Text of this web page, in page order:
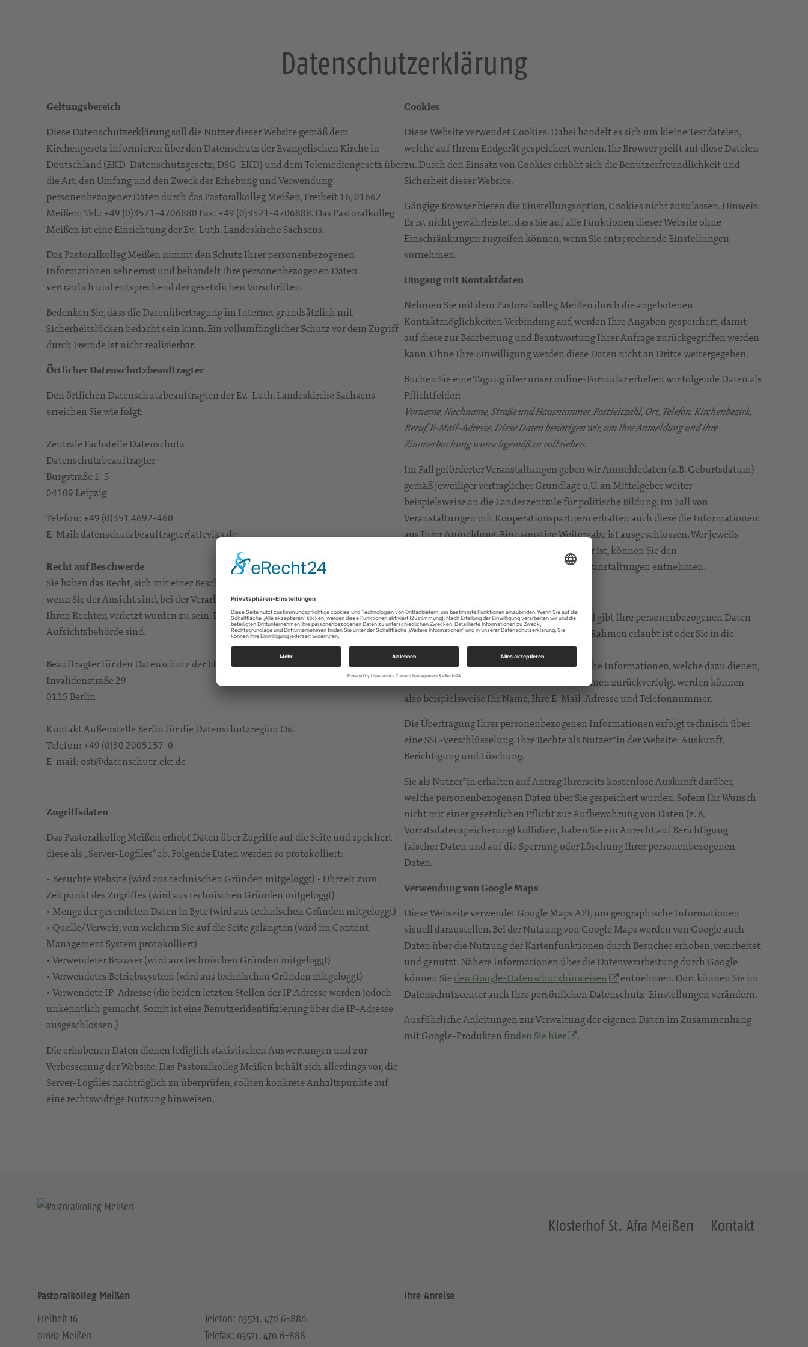
Datenschutzerklärung
Geltungsbereich
Diese Datenschutzerklärung soll die Nutzer dieser Website gemäß dem
Kirchengesetz informieren über den Datenschutz der Evangelischen Kirche in
Deutschland (EKD-Datenschutzgesetz; DSG-EKD) und dem Telemediengesetz über
die Art, den Umfang und den Zweck der Erhebung und Verwendung
personenbezogener Daten durch das Pastoralkolleg Meißen, Freiheit 16, 01662
Meißen; Tel.: +49 (0)3521-4706880 Fax: +49 (0)3521-4706888. Das Pastoralkolleg
Meißen ist eine Einrichtung der Ev.-Luth. Landeskirche Sachsens.
Das Pastoralkolleg Meißen nimmt den Schutz Ihrer personenbezogenen
Informationen sehr ernst und behandelt Ihre personenbezogenen Daten
vertraulich und entsprechend der gesetzlichen Vorschriften.
Bedenken Sie, dass die Datenübertragung im Internet grundsätzlich mit
Sicherheitslücken bedacht sein kann. Ein vollumfänglicher Schutz vor dem Zugriff
durch Fremde ist nicht realisierbar.
Örtlicher Datenschutzbeauftragter
Den örtlichen Datenschutzbeauftragten der Ev.-Luth. Landeskirche Sachsens
erreichen Sie wie folgt:
Zentrale Fachstelle Datenschutz
Datenschutzbeauftragter
Burgstraße 1-5
04109 Leipzig
Telefon: +49 (0)351 4692-460
E-Mail: datenschutzbeauftragter(at)evlks.de
Recht auf Beschwerde
Sie haben das Recht, sich mit einer Beschwerde an die Aufsichtsbehörde zu wenden,
wenn Sie der Ansicht sind, bei der Verarbeitung Ihrer personenbezogenen Daten in
Ihren Rechten verletzt worden zu sein. Die Kontaktdaten der zuständigen
Aufsichtsbehörde sind:
Beauftragter für den Datenschutz der EKD (BfD EKD)
Invalidenstraße 29
0115 Berlin
Kontakt Außenstelle Berlin für die Datenschutzregion Ost
Telefon: +49 (0)30 2005157-0
E-mail: ost@datenschutz.ekt.de
Zugriffsdaten
Das Pastoralkolleg Meißen erhebt Daten über Zugriffe auf die Seite und speichert
diese als „Server-Logfiles“ ab. Folgende Daten werden so protokolliert:
• Besuchte Website (wird aus technischen Gründen mitgeloggt) • Uhrzeit zum
Zeitpunkt des Zugriffes (wird aus technischen Gründen mitgeloggt)
• Menge der gesendeten Daten in Byte (wird aus technischen Gründen mitgeloggt)
• Quelle/Verweis, von welchem Sie auf die Seite gelangten (wird im Content
Management System protokolliert)
• Verwendeter Browser (wird aus technischen Gründen mitgeloggt)
• Verwendetes Betriebssystem (wird aus technischen Gründen mitgeloggt)
• Verwendete IP-Adresse (die beiden letzten Stellen der IP Adresse werden jedoch
unkenntlich gemacht. Somit ist eine Benutzeridentifizierung über die IP-Adresse
ausgeschlossen.)
Die erhobenen Daten dienen lediglich statistischen Auswertungen und zur
Verbesserung der Website. Das Pastoralkolleg Meißen behält sich allerdings vor, die
Server-Logfiles nachträglich zu überprüfen, sollten konkrete Anhaltspunkte auf
eine rechtswidrige Nutzung hinweisen.
Cookies
Diese Website verwendet Cookies. Dabei handelt es sich um kleine Textdateien,
welche auf Ihrem Endgerät gespeichert werden. Ihr Browser greift auf diese Dateien
zu. Durch den Einsatz von Cookies erhöht sich die Benutzerfreundlichkeit und
Sicherheit dieser Website.
Gängige Browser bieten die Einstellungsoption, Cookies nicht zuzulassen. Hinweis:
Es ist nicht gewährleistet, dass Sie auf alle Funktionen dieser Website ohne
Einschränkungen zugreifen können, wenn Sie entsprechende Einstellungen
vornehmen.
Umgang mit Kontaktdaten
Nehmen Sie mit dem Pastoralkolleg Meißen durch die angebotenen
Kontaktmöglichkeiten Verbindung auf, werden Ihre Angaben gespeichert, damit
auf diese zur Bearbeitung und Beantwortung Ihrer Anfrage zurückgegriffen werden
kann. Ohne Ihre Einwilligung werden diese Daten nicht an Dritte weitergegeben.
Buchen Sie eine Tagung über unser online-Formular erheben wir folgende Daten als
Pflichtfelder:
Vorname, Nachname, Straße und Hausnummer, Postleitzahl, Ort, Telefon, Kirchenbezirk,
Beruf, E-Mail-Adresse. Diese Daten benötigen wir, um Ihre Anmeldung und Ihre
Zimmerbuchung wunschgemäß zu vollziehen.
Im Fall geförderter Veranstaltungen geben wir Anmeldedaten (z.B. Geburtsdatum)
gemäß jeweiliger vertraglicher Grundlage u.U. an Mittelgeber weiter –
beispielsweise an die Landeszentrale für politische Bildung. Im Fall von
Veranstaltungen mit Kooperationspartnern erhalten auch diese die Informationen
aus Ihrer Anmeldung. Eine sonstige Weitergabe ist ausgeschlossen. Wer jeweils
Fördermittelgeber bzw. Kooperationspartner ist, können Sie den
Ausschreibungstexten für die jeweiligen Veranstaltungen entnehmen.
Das Pastoralkolleg Meißen erhebt, nutzt und gibt Ihre personenbezogenen Daten
nur dann weiter, wenn dies im gesetzlichen Rahmen erlaubt ist oder Sie in die
Datenerhebung einwilligen.
Als personenbezogene Daten gelten sämtliche Informationen, welche dazu dienen,
Ihre Person zu bestimmen und welche zu Ihnen zurückverfolgt werden können –
also beispielsweise Ihr Name, Ihre E-Mail-Adresse und Telefonnummer.
Die Übertragung Ihrer personenbezogenen Informationen erfolgt technisch über
eine SSL-Verschlüsselung. Ihre Rechte als Nutzer*in der Website: Auskunft,
Berichtigung und Löschung.
Sie als Nutzer*in erhalten auf Antrag Ihrerseits kostenlose Auskunft darüber,
welche personenbezogenen Daten über Sie gespeichert wurden. Sofern Ihr Wunsch
nicht mit einer gesetzlichen Pflicht zur Aufbewahrung von Daten (z. B.
Vorratsdatenspeicherung) kollidiert, haben Sie ein Anrecht auf Berichtigung
falscher Daten und auf die Sperrung oder Löschung Ihrer personenbezogenen
Daten.
Verwendung von Google Maps
Diese Webseite verwendet Google Maps API, um geographische Informationen
visuell darzustellen. Bei der Nutzung von Google Maps werden von Google auch
Daten über die Nutzung der Kartenfunktionen durch Besucher erhoben, verarbeitet
und genutzt. Nähere Informationen über die Datenverarbeitung durch Google
können Sie den Google-Datenschutzhinweisen
entnehmen. Dort können Sie im
Datenschutzcenter auch Ihre persönlichen Datenschutz-Einstellungen verändern.
Ausführliche Anleitungen zur Verwaltung der eigenen Daten im Zusammenhang
mit Google-Produkten finden Sie hier .
Klosterhof St. Afra Meißen Kontakt
Pastoralkolleg Meißen
Freiheit 16
01662 Meißen
Telefon: 03521. 470 6-880
Telefax: 03521. 470 6-888
Ihre Anreise